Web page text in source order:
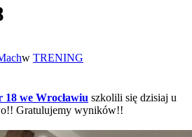
w TRENING
we Wrocławiu szkolili się dzisiaj u
Gratulujemy wyników!!